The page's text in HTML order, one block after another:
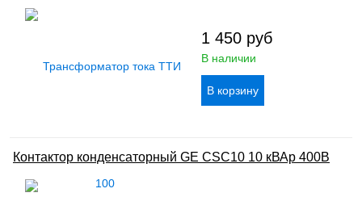
1 450 руб
В наличии
Контактор конденсаторный GE CSC10 10 кВАр 400В